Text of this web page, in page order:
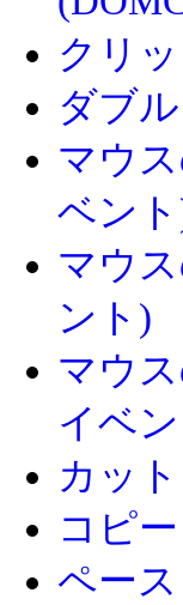
クリ
ダブ
マウ
ベン
マウ
ント)
マウ
イベ
カッ
コピ
ペー